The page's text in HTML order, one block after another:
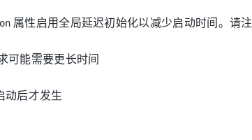
属性启用全局延迟初始化以减少启动时间。请
可能需要更长时间
动后才发生